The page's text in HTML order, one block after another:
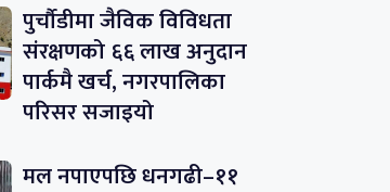
पुर्चौडीमा जैविक विविधता
संरक्षणको ६६ लाख अनुदान
पार्कमै खर्च, नगरपालिका
परिसर सजाइयो
मल नपाएपछि धनगढी–११